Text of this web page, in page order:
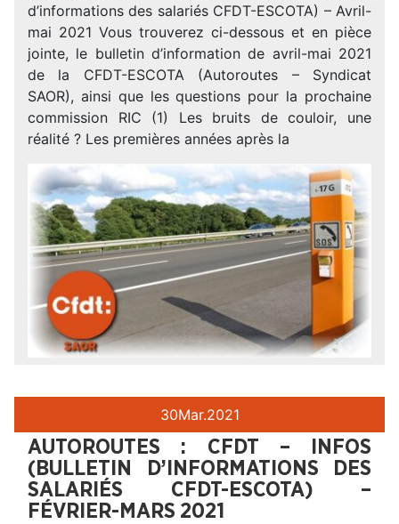
d’informations des salariés CFDT-ESCOTA) – Avril-
mai 2021 Vous trouverez ci-dessous et en pièce
jointe, le bulletin d’information de avril-mai 2021
de la CFDT-ESCOTA (Autoroutes – Syndicat
SAOR), ainsi que les questions pour la prochaine
commission RIC (1) Les bruits de couloir, une
réalité ? Les premières années après la
30Mar.2021
AUTOROUTES : CFDT – INFOS
(BULLETIN D’INFORMATIONS DES
SALARIÉS CFDT-ESCOTA) –
FÉVRIER-MARS 2021